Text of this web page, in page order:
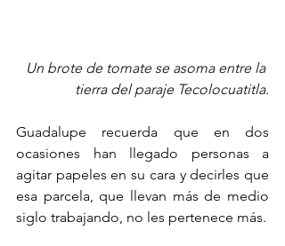
Un brote de tomate se asoma entre la
tierra del paraje Tecolocuatitla.
Guadalupe recuerda que en dos
ocasiones han llegado personas a
agitar papeles en su cara y decirles que
esa parcela, que llevan más de medio
siglo trabajando, no les pertenece más.